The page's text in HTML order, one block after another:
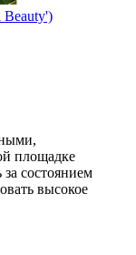
Beauty')
площадке
за состоянием
высокое